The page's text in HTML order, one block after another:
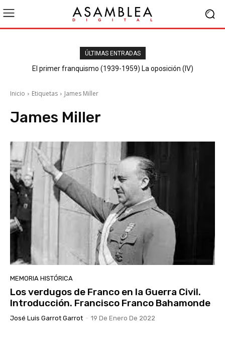
ÚLTIMAS ENTRADAS
El primer franquismo (1939-1959) La oposición (IV)
Inicio Etiquetas James Miller
James Miller
MEMORIA HISTÓRICA
Los verdugos de Franco en la Guerra Civil.
Introducción. Francisco Franco Bahamonde
José Luis Garrot Garrot - 19 De Enero De 2022